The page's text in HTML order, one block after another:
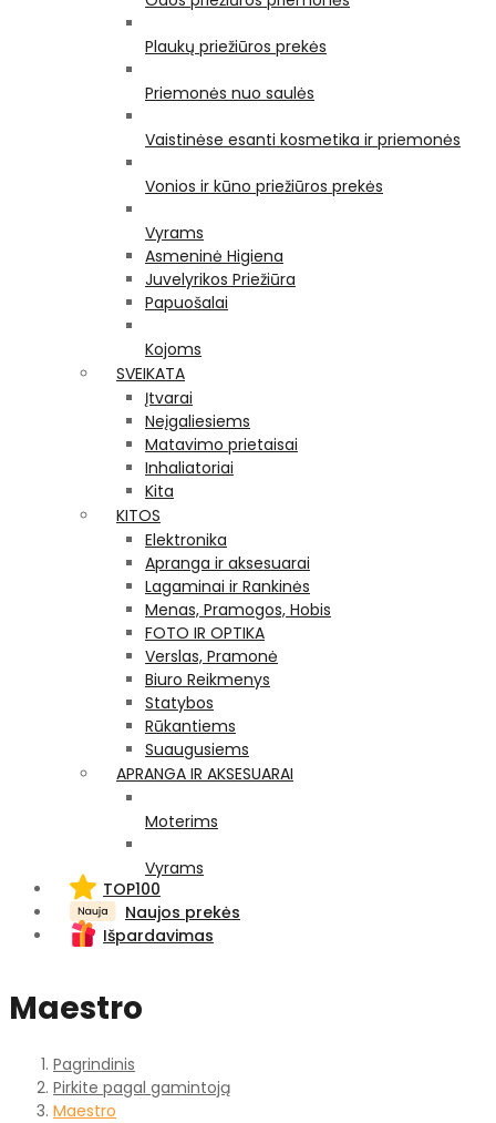
Plaukų priežiūros prekės
Priemonės nuo saulės
Vaistinėse esanti kosmetika ir priemonės
Vonios ir kūno priežiūros prekės
Vyrams
Asmeninė Higiena
Juvelyrikos Priežiūra
Papuošalai
Kojoms
SVEIKATA
Įtvarai
Neįgaliesiems
Matavimo prietaisai
Inhaliatoriai
Kita
KITOS
Elektronika
Apranga ir aksesuarai
Lagaminai ir Rankinės
Menas, Pramogos, Hobis
FOTO IR OPTIKA
Verslas, Pramonė
Biuro Reikmenys
Statybos
Rūkantiems
Suaugusiems
APRANGA IR AKSESUARAI
Moterims
Vyrams
TOP100
Naujos prekės
Išpardavimas
Maestro
Pagrindinis
Pirkite pagal gamintoją
Maestro